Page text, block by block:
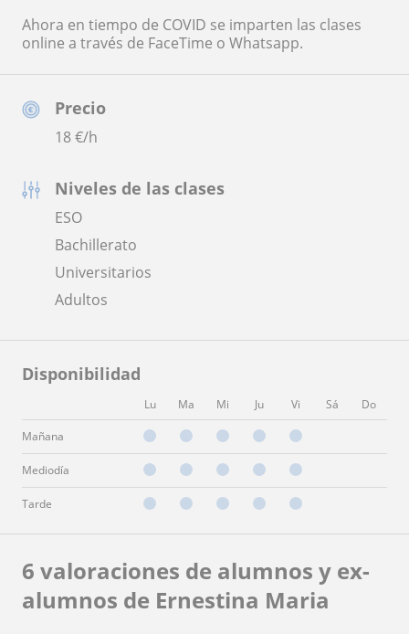
Precio
18€/h
Niveles de las clases
ESO
Bachillerato
Universitarios
Adultos
Disponibilidad
Lu Ma Mi Ju Vi Sá Do
Mañana
Mediodía
Tarde
Ahora en tiempo de COVID se imparten las clases
online a través de FaceTime o Whatsapp.
6 valoraciones de alumnos y ex-
alumnos de Ernestina Maria